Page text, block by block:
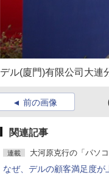
デル(廈門)有限公司大連
前の画像
関連記事
連載 大河原克行の「パソ
なぜ、デルの顧客満足度が